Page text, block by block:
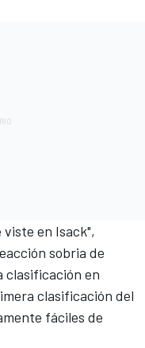
viste en Isack",
sobria de
clasificación en
clasificación del
fáciles de